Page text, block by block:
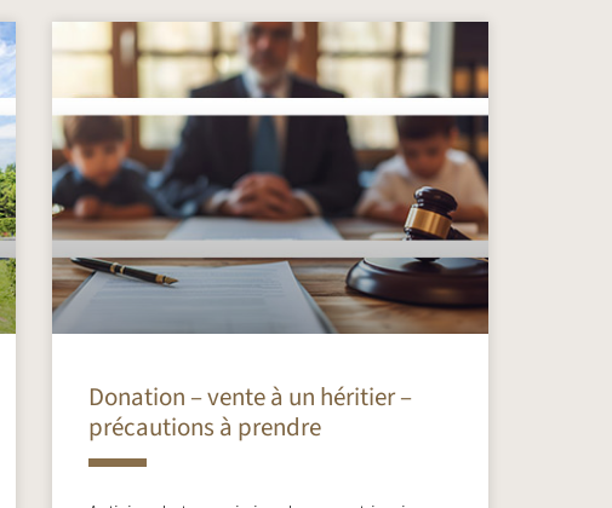
Donation – vente à un héritier –
précautions à prendre